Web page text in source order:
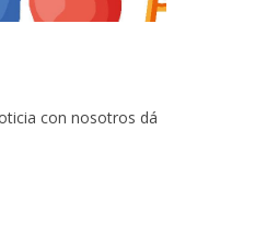
con nosotros dá